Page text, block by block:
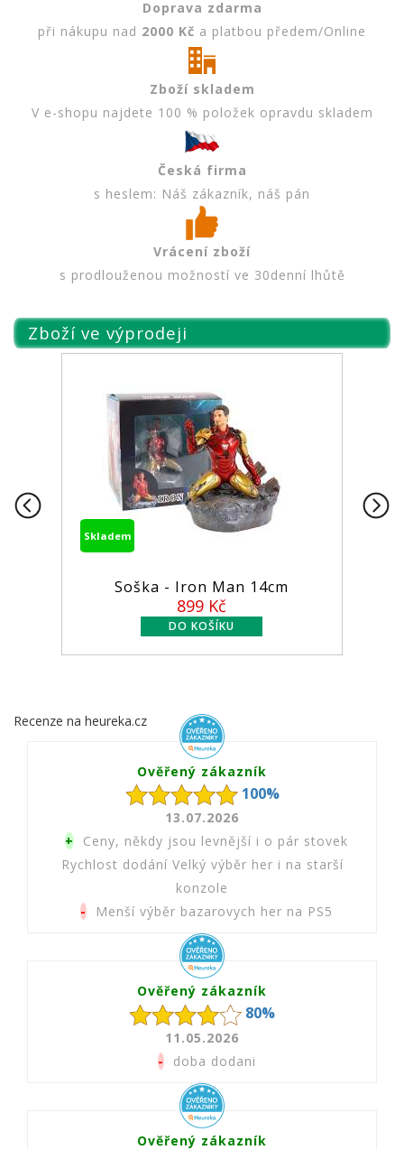
Doprava zdarma
při nákupu nad 2000 Kč a platbou předem/Online
Zboží skladem
V e-shopu najdete 100 % položek opravdu skladem
Česká firma
s heslem: Náš zákazník, náš pán
Vrácení zboží
s prodlouženou možností ve 30denní lhůtě
Zboží ve výprodeji
Skladem
Soška - Iron Man 14cm
899 Kč
Recenze na heureka.cz
Ověřený zákazník
100%
13.07.2026
+ Ceny, někdy jsou levnější i o pár stovek
Rychlost dodání Velký výběr her i na starší
konzole
- Menší výběr bazarovych her na PS5
Ověřený zákazník
80%
11.05.2026
-doba dodani
Ověřený zákazník